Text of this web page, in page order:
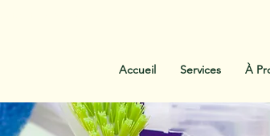
Accueil Services À